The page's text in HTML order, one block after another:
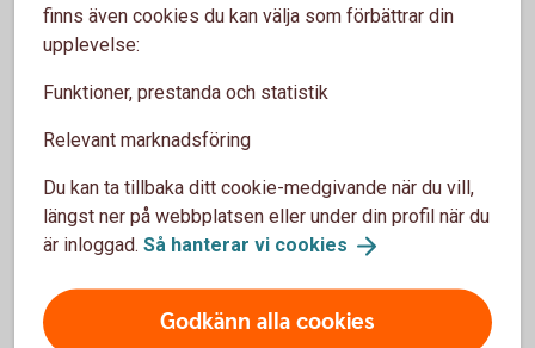
Det kostar 350:-. Då ingår bussresa, inträde samt
fika på vägen till mässan. Du betalar med Swish
Hur anmäler jag mig?
Anmäl dig till Mia Bergvall 0123-12932 alt
mia.bergvall@valdemarsvikssparbank.se. Det går
också bra att smsa 0738155932. Uppge namn,
telefonnummer, påstigningsplats samt eventuell
specialkost. Anmäl dig senast 4 oktober.
finns även cookies du kan välja som förbättrar din
upplevelse:
Funktioner, prestanda och statistik
Relevant marknadsföring
Du kan ta tillbaka ditt cookie-medgivande när du vill,
längst ner på webbplatsen eller under din profil när du
är inloggad. Så hanterar vi cookies
Godkänn alla cookies